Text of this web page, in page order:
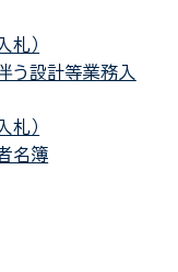
札）
う設計等業務入
札）
名簿